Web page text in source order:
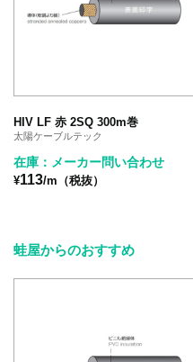
HIV LF 赤 2SQ 300m巻
太陽ケーブルテック
在庫：メーカー問い合わせ
¥113/m（税抜）
蛙屋からのおすすめ